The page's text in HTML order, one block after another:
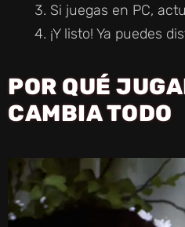
Si juegas en PC,
¡Y listo! Ya puedes
POR QUÉ
CAMBIA TODO